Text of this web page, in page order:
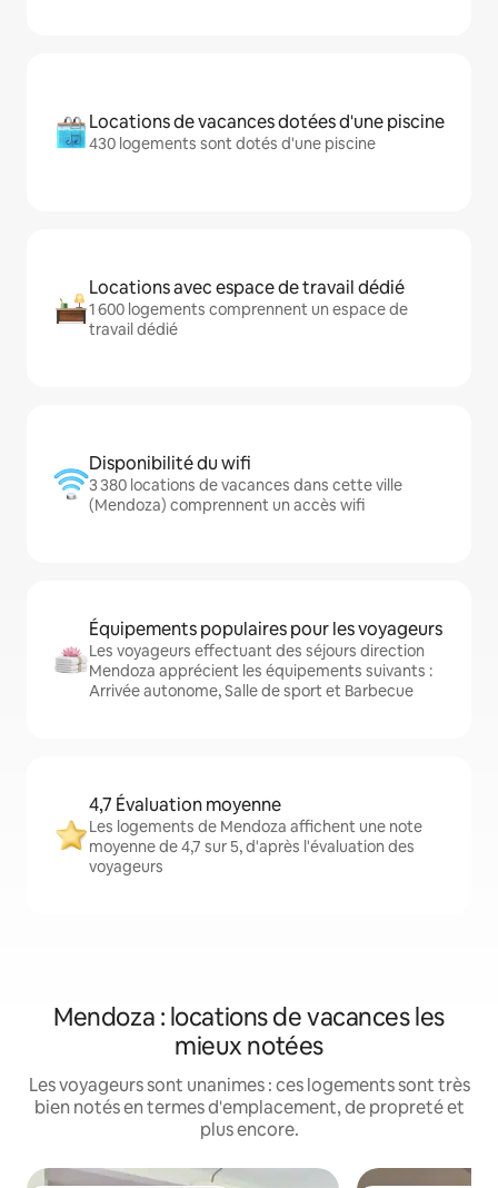
Locations de vacances dotées d'une piscine
430 logements sont dotés d'une piscine
Locations avec espace de travail dédié
1 600 logements comprennent un espace de
travail dédié
Disponibilité du wifi
3 380 locations de vacances dans cette ville
(Mendoza) comprennent un accès wifi
Équipements populaires pour les voyageurs
Les voyageurs effectuant des séjours direction
Mendoza apprécient les équipements suivants :
Arrivée autonome, Salle de sport et Barbecue
4,7 Évaluation moyenne
Les logements de Mendoza affichent une note
moyenne de 4,7 sur 5, d'après l'évaluation des
voyageurs
Mendoza : locations de vacances les
mieux notées
Les voyageurs sont unanimes : ces logements sont très
bien notés en termes d'emplacement, de propreté et
plus encore.